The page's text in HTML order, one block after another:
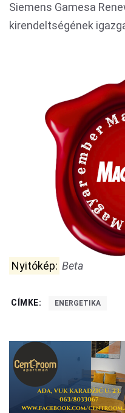
Siemens Gamesa
kirendeltségének
Nyitókép: Beta
CÍMKE: ENERGETIKA